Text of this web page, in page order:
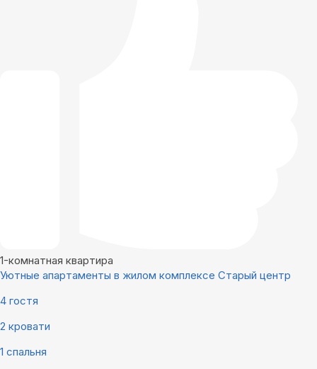
1-комнатная квартира
Уютные апартаменты в жилом комплексе Старый центр
4 гостя
2 кровати
1 спальня